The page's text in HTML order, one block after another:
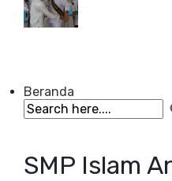
Beranda
SMP Islam